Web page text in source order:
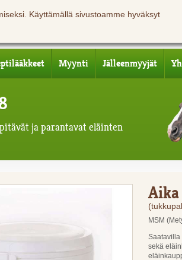
Käyttämällä sivustoamme hyväksyt
Myynti Jälleenmyyjät
ja parantavat eläinten
MSM
Saatavilla
sekä